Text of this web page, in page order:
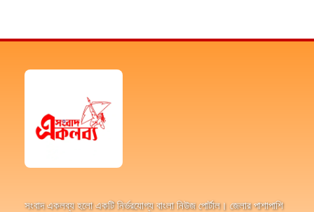
সংবাদ একলব্য হলো একটি নির্ভরযোগ্য বাংলা নিউজ পোর্টাল। জেলার পাশাপাশি